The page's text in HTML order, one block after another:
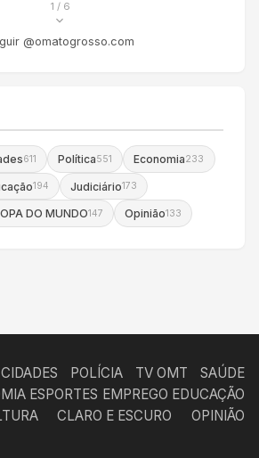
1 / 6
@omatogrosso.com
611 Política551 Economia233
194 Judiciário173
DO MUNDO147 Opinião133
CIDADES POLÍCIA TV OMT
SAÚDE
ESPORTES EMPREGO EDUCAÇÃO
CLARO E ESCURO
OPINIÃO